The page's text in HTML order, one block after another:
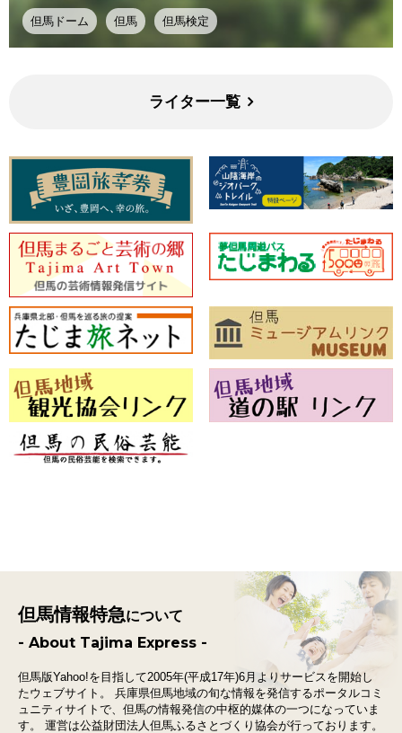
但馬ドーム 但馬 但馬検定
ライター一覧
但馬情報特急について
- About Tajima Express -
但馬版Yahoo!を目指して2005年(平成17年)6月よりサービスを開始し
たウェブサイト。
兵庫県但馬地域の旬な情報を発信するポータルコミ
ュニティサイトで、 但馬の情報発信の中枢的媒体の一つになっていま
す。
運営は公益財団法人但馬ふるさとづくり協会が行っております。